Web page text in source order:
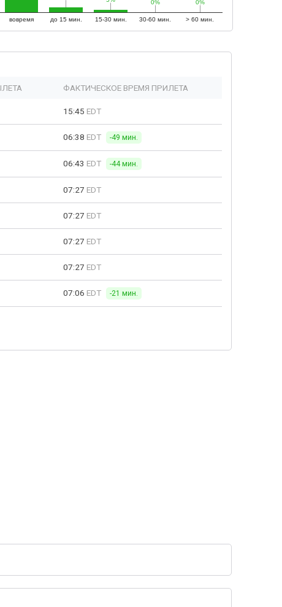
вовремя до 15 мин. 15-30 мин. 30-60 мин. > 60 мин.
0%
0% 0%
0%
ФАКТИЧЕСКОЕ ВРЕМЯ ПРИЛЕТА
15:45 EDT
06:38 EDT -49 мин.
06:43 EDT -44 мин.
07:27 EDT
07:27 EDT
07:27 EDT
07:27 EDT
07:06 EDT -21 мин.